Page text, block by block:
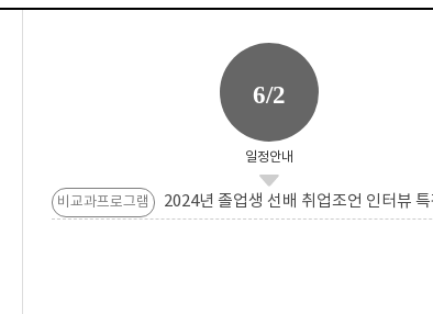
6/2
일정안내
비교과프로그램 2024년 졸업생 선배 취업조언 인터뷰